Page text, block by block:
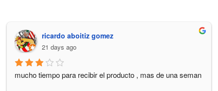
ricardo aboitiz gomez
21 days ago
mucho tiempo para recibir el producto , mas de una seman